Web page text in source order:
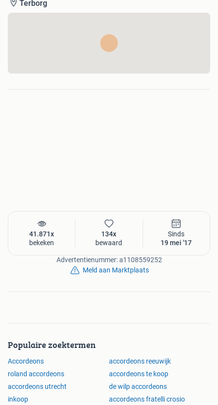
Terborg
41.871x
bekeken
134x
bewaard
Sinds
19 mei '17
Advertentienummer: a1108559252
Meld aan Marktplaats
Populaire zoektermen
Accordeons
accordeons reeuwijk
roland accordeons
accordeons te koop
accordeons utrecht
de wilp accordeons
inkoop
accordeons fratelli crosio